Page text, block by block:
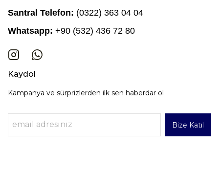
Santral Telefon: (0322) 363 04 04
Whatsapp: +90 (532) 436 72 80
Kaydol
Kampanya ve sürprizlerden ilk sen haberdar ol
Bize Katıl